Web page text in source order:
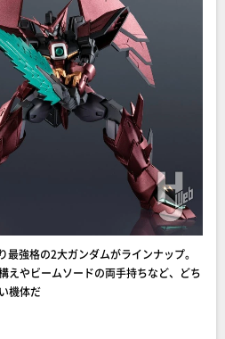
強格の2大ガンダムがラインナップ。
えやビームソードの両手持ちなど、どち
機体だ